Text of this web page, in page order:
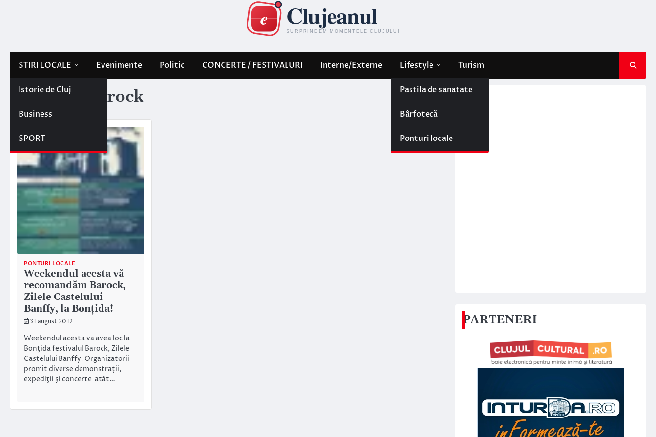
STIRI LOCALE
Istorie de Cluj
Business
SPORT
Evenimente Politic CONCERTE / FESTIVALURI Interne/Externe Lifestyle
Pastila de sanatate
Bârfotecă
Ponturi locale
Turism
Etichetă: barock
PONTURI LOCALE
Weekendul acesta vă
recomandăm Barock,
Zilele Castelului
Banffy, la Bonţida!
31 august 2012
Weekendul acesta va avea loc la
Bonţida festivalul Barock, Zilele
Castelului Banffy. Organizatorii
promit diverse demonstraţii,
expediţii şi concerte atât…
PARTENERI